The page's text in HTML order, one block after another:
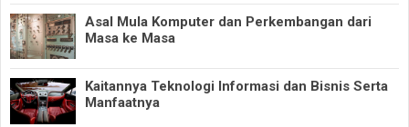
Asal Mula Komputer dan Perkembangan dari
Masa ke Masa
Kaitannya Teknologi Informasi dan Bisnis Serta
Manfaatnya